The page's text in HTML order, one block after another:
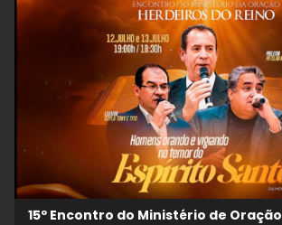
15º Encontro do Ministério de Oração